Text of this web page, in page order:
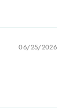
06/25/2026